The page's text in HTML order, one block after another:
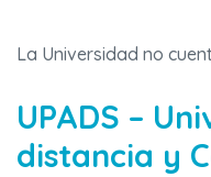
La Universidad no
UPADS –
distancia y